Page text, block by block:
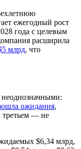
ежегодный рост
года с целевым
расширила
млрд, что
ожидания,
третьем — не
$6,34 млрд,